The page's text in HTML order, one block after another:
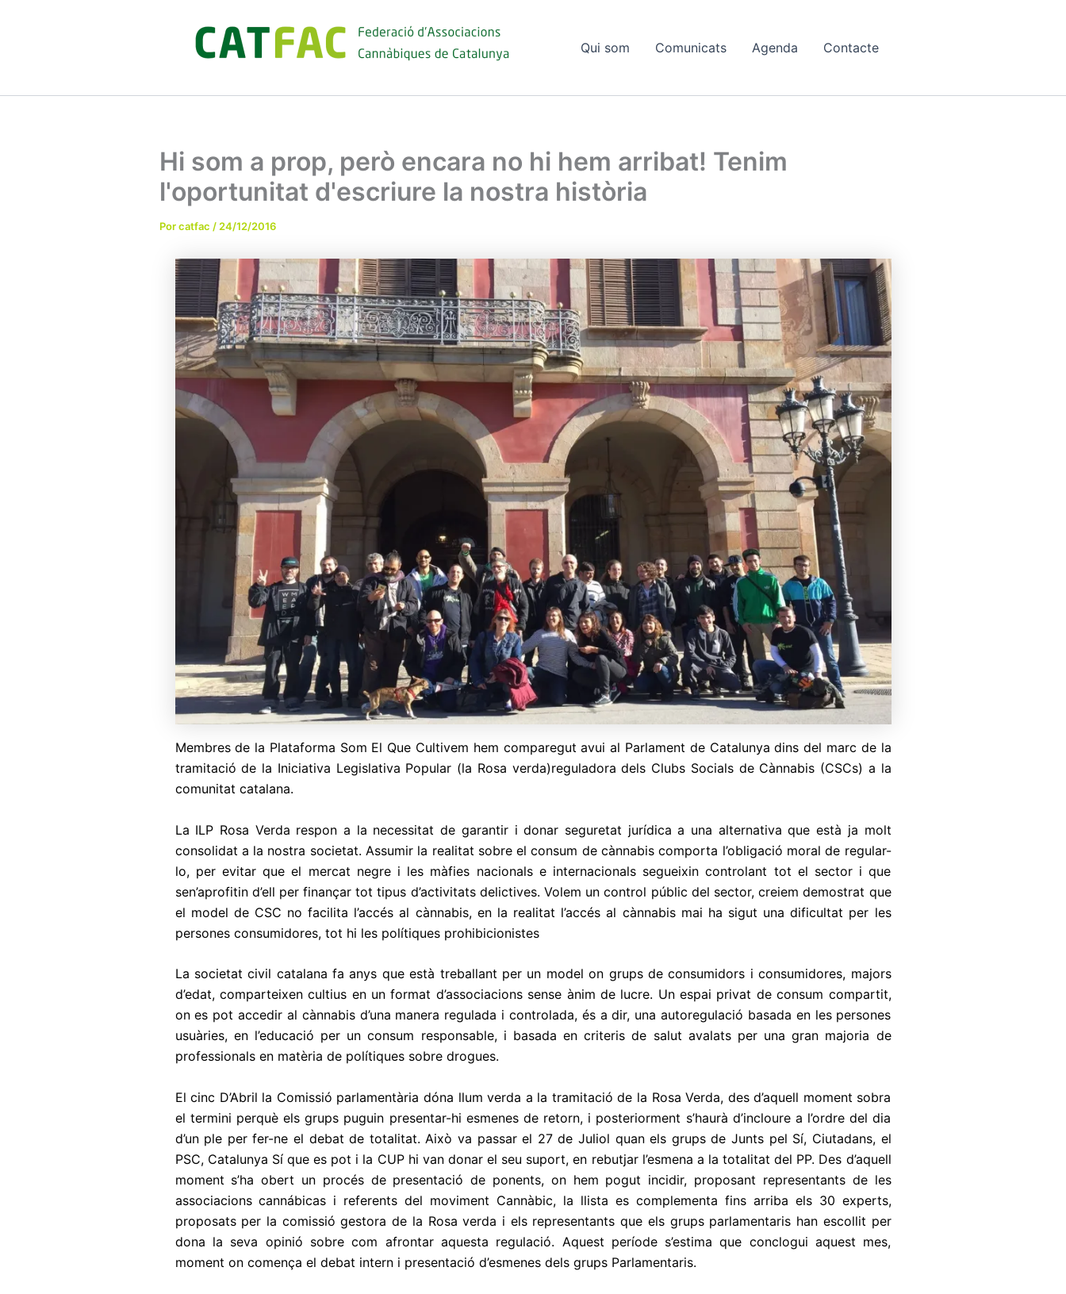
Qui som Comunicats Agenda Contacte
Hi som a prop, però encara no hi hem arribat! Tenim
l'oportunitat d'escriure la nostra història
Porcatfac / 24/12/2016
Membres de la Plataforma Som El Que Cultivem hem comparegut avui al Parlament de Catalunya dins del marc de la
tramitació de la Iniciativa Legislativa Popular (la Rosa verda)reguladora dels Clubs Socials de Cànnabis (CSCs) a la
comunitat catalana.
La ILP Rosa Verda respon a la necessitat de garantir i donar seguretat jurídica a una alternativa que està ja molt
consolidat a la nostra societat. Assumir la realitat sobre el consum de cànnabis comporta l’obligació moral de regular-
lo, per evitar que el mercat negre i les màfies nacionals e internacionals segueixin controlant tot el sector i que
sen’aprofitin d’ell per finançar tot tipus d’activitats delictives. Volem un control públic del sector, creiem demostrat que
el model de CSC no facilita l’accés al cànnabis, en la realitat l’accés al cànnabis mai ha sigut una dificultat per les
persones consumidores, tot hi les polítiques prohibicionistes
La societat civil catalana fa anys que està treballant per un model on grups de consumidors i consumidores, majors
d’edat, comparteixen cultius en un format d’associacions sense ànim de lucre. Un espai privat de consum compartit,
on es pot accedir al cànnabis d’una manera regulada i controlada, és a dir, una autoregulació basada en les persones
usuàries, en l’educació per un consum responsable, i basada en criteris de salut avalats per una gran majoria de
professionals en matèria de polítiques sobre drogues.
El cinc D’Abril la Comissió parlamentària dóna llum verda a la tramitació de la Rosa Verda, des d’aquell moment sobra
el termini perquè els grups puguin presentar-hi esmenes de retorn, i posteriorment s’haurà d’incloure a l’ordre del dia
d’un ple per fer-ne el debat de totalitat. Això va passar el 27 de Juliol quan els grups de Junts pel Sí, Ciutadans, el
PSC, Catalunya Sí que es pot i la CUP hi van donar el seu suport, en rebutjar l’esmena a la totalitat del PP. Des d’aquell
moment s’ha obert un procés de presentació de ponents, on hem pogut incidir, proposant representants de les
associacions cannábicas i referents del moviment Cannàbic, la llista es complementa fins arriba els 30 experts,
proposats per la comissió gestora de la Rosa verda i els representants que els grups parlamentaris han escollit per
dona la seva opinió sobre com afrontar aquesta regulació. Aquest període s’estima que conclogui aquest mes,
moment on comença el debat intern i presentació d’esmenes dels grups Parlamentaris.